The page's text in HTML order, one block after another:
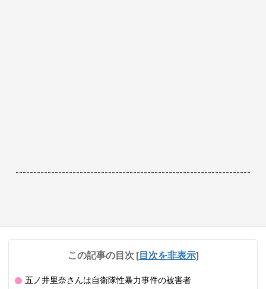
------------------------------------------------------------------
この記事の目次 [目次を非表示]
五ノ井里奈さんは自衛隊性暴力事件の被害者